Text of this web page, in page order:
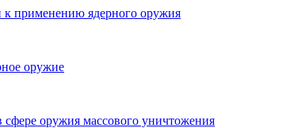
к применению ядерного оружия
оружие
оружия массового уничтожения